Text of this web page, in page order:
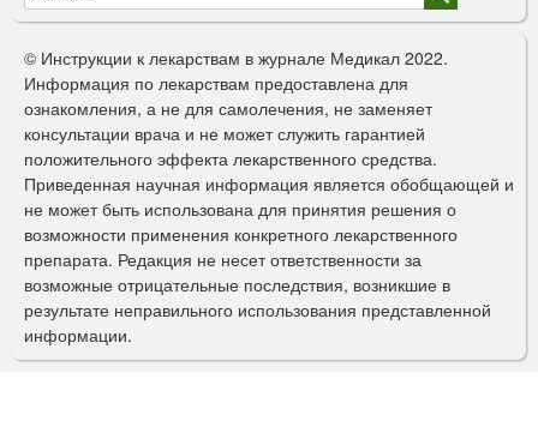
о
р
м
а
п
о
и
с
к
© Инструкции к лекарствам в журнале Медикал 2022.
Информация по лекарствам предоставлена для
ознакомления, а не для самолечения, не заменяет
консультации врача и не может служить гарантией
положительного эффекта лекарственного средства.
Приведенная научная информация является обобщающей и
не может быть использована для принятия решения о
возможности применения конкретного лекарственного
препарата. Редакция не несет ответственности за
возможные отрицательные последствия, возникшие в
результате неправильного использования представленной
информации.